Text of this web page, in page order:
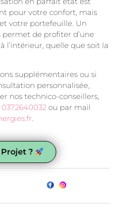
pour votre confort, mais
votre portefeuille. Un
de profiter d’une
l’intérieur, quelle que soit la
supplémentaires ou si
personnalisée,
nos technico-conseillers,
0372640032 ou par mail
.
?